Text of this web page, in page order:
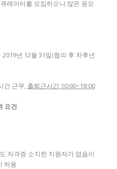
레이터를 모집하오니 많은 응모
년 12월 31일(협의 후 차후년
간 근무, 출퇴근시간 10:00~18:00
요건
자격증 소지한 지원자가 없음이
허용